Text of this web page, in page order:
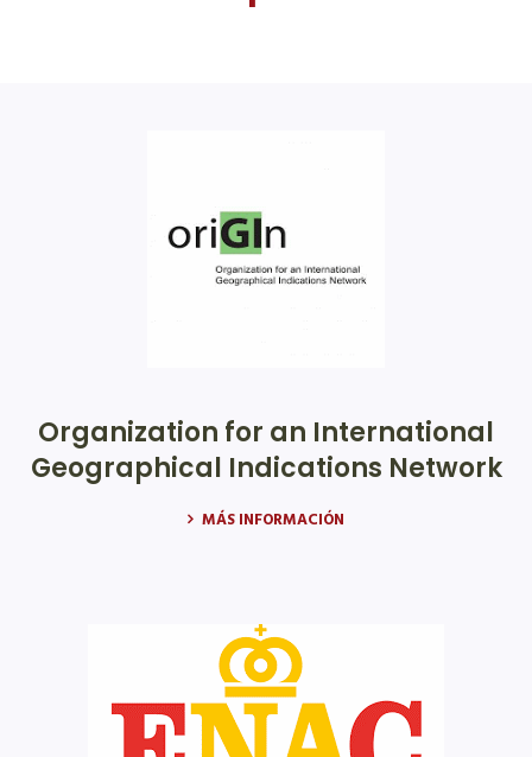
Organization for an International
Geographical Indications Network
MÁS INFORMACIÓN